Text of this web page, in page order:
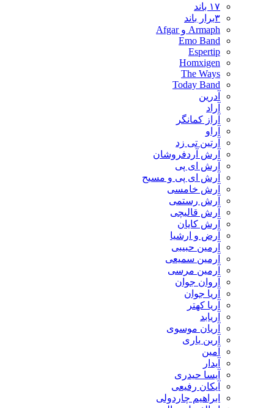
۱۷ باند
۳برار باند
Armaph و Afgar
Emo Band
Espertip
Homxigen
The Ways
Today Band
آدرین
آراد
آراز کمانگر
آراو
آرتین تی زد
آرش آردفروشان
آرش ای پی
آرش ای پی و مسیح
آرش خامسی
آرش رستمی
آرش قالیچی
آرش کایان
​آرض و ارشیا
آرمین حبیبی
آرمین سمیعی
آرمین مرسی
آروان جوان
آریا جوان
آریا کهتر
آریابد
آریان موسوی
آرین یاری
آمین
آیدار
آیسا حیدری
آیکان رفیعی
ابراهیم چاردولی